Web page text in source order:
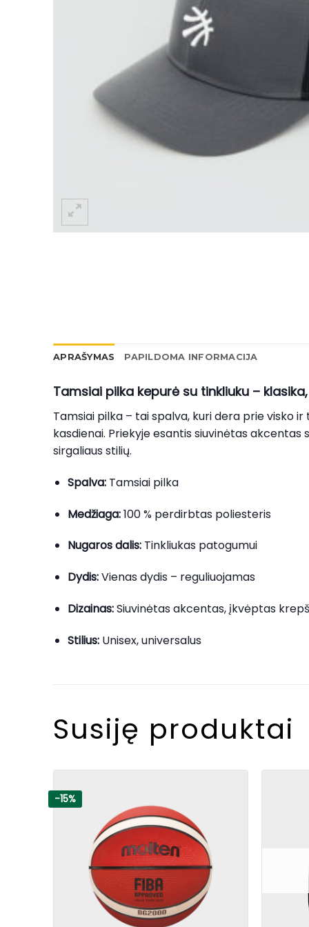
APRAŠYMAS PAPILDOMA INFORMACIJA
Tamsiai pilka kepurė su tinkliuku –
Tamsiai pilka – tai spalva, kuri dera prie visko
kasdienai. Priekyje esantis siuvinėtas
sirgaliaus stilių.
Spalva:Tamsiai pilka
Medžiaga:100 % perdirbtas poliesteris
Nugaros dalis:Tinkliukas patogumui
Dydis:Vienas dydis – reguliuojamas
Dizainas:Siuvinėtas akcentas, įkvėptas
Stilius:Unisex, universalus
Susiję produktai
-15%